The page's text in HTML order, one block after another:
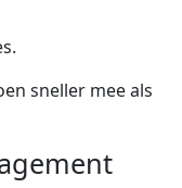
sneller mee als